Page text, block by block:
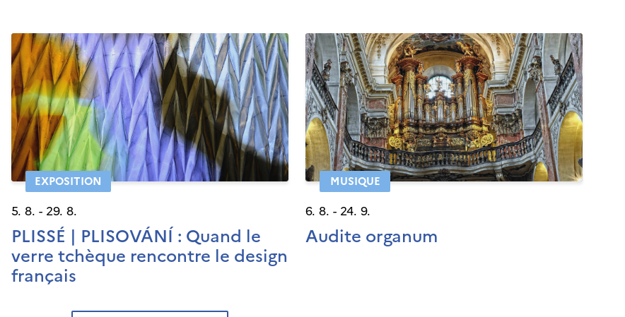
EXPOSITION
5. 8. - 29. 8.
PLISSÉ | PLISOVÁNÍ : Quand le
verre tchèque rencontre le design
français
MUSIQUE
6. 8. - 24. 9.
Audite organum